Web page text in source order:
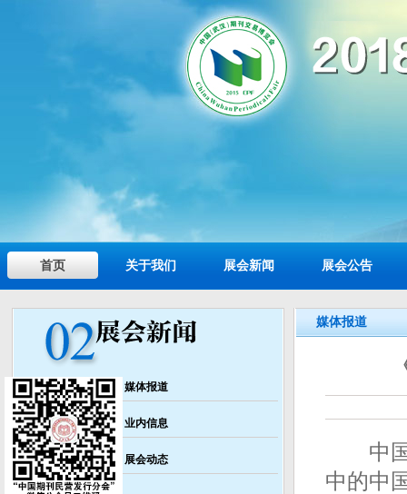
首页 关于我们 展会新闻 展会公告
媒体报道
业内信息
展会动态
媒体报道
中国
中的中